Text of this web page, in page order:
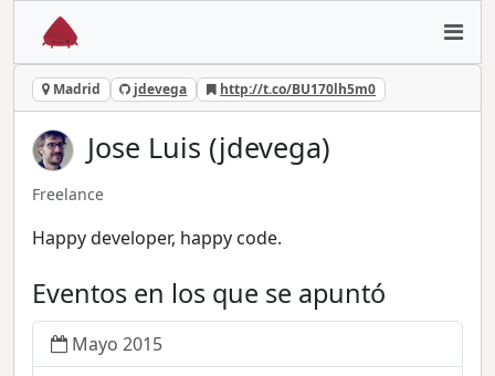
Madrid jdevega http://t.co/BU170lh5m0
Jose Luis (jdevega)
Freelance
Happy developer, happy code.
Eventos en los que se apuntó
Mayo 2015